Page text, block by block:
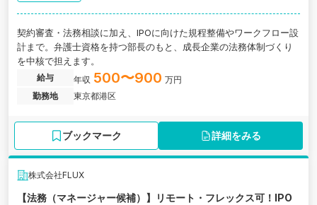
契約審査・法務相談に加え、IPOに向けた規程整備やワークフロー設
計まで。弁護士資格を持つ部長のもと、成長企業の法務体制づくり
を中核で担えます。
給与 年収 500〜900 万円
勤務地
東京都港区
ブックマーク 詳細をみる
株式会社FLUX
【法務（マネージャー候補）】リモート・フレックス可！IPO